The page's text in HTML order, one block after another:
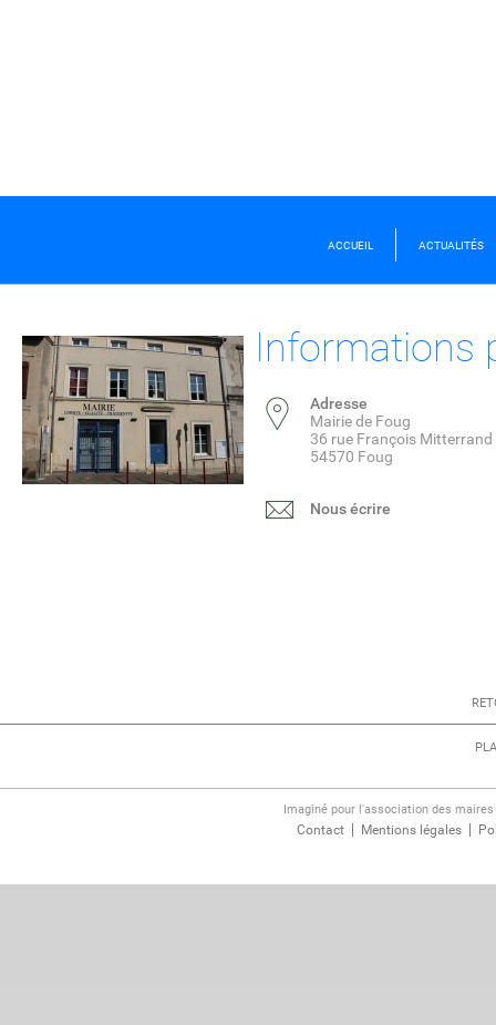
ACCUEIL ACTUALITÉS
Informations
Adresse
Mairie de Foug
36 rue François Mitterrand
54570 Foug
Nous écrire
Imaginé pour l'association des
Contact Mentions légales